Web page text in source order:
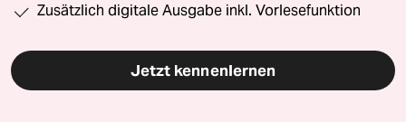
Zusätzlich digitale Ausgabe inkl. Vorlesefunktion
Jetzt kennenlernen